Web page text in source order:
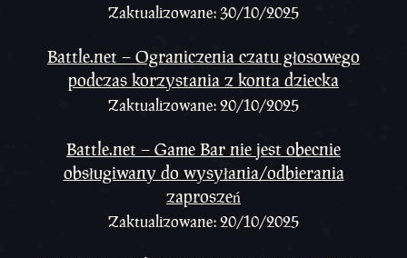
Zaktualizowane: 30/10/2025
Battle.net – Ograniczenia czatu głosowego
podczas korzystania z konta dziecka
Zaktualizowane: 20/10/2025
Battle.net – Game Bar nie jest obecnie
obsługiwany do wysyłania/odbierania
zaproszeń
Zaktualizowane: 20/10/2025